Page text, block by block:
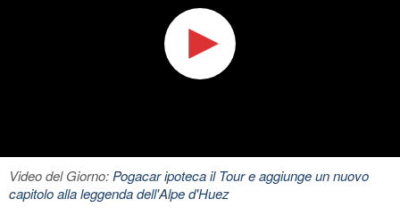
Video del Giorno: Pogacar ipoteca il Tour e aggiunge un nuovo
capitolo alla leggenda dell'Alpe d'Huez